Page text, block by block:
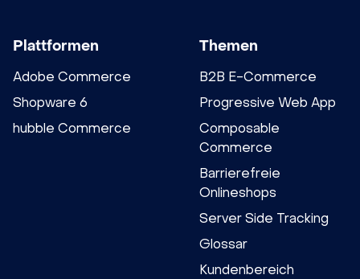
Plattformen
Adobe Commerce
Shopware 6
hubble Commerce
Themen
B2B E-Commerce
Progressive Web App
Composable
Commerce
Barrierefreie
Onlineshops
Server Side Tracking
Glossar
Kundenbereich